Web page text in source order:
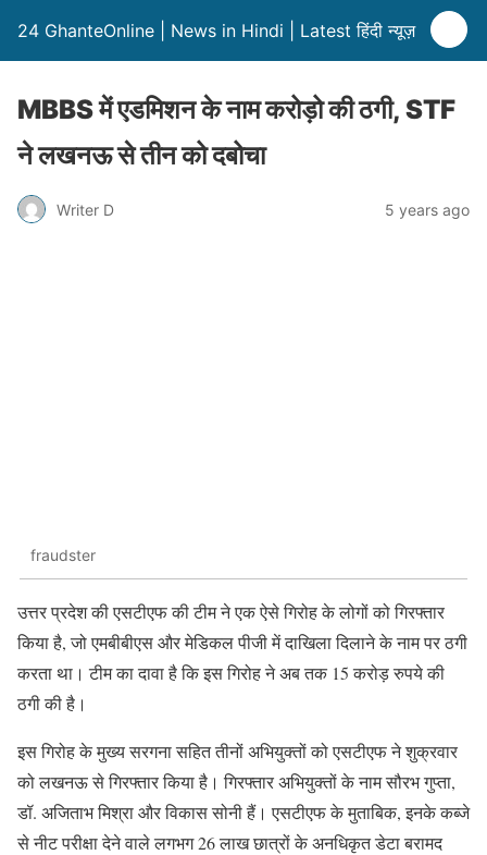
24 GhanteOnline | News in Hindi | Latest हिंदी न्यूज़
MBBS में एडमिशन के नाम करोड़ो की ठगी, STF
ने लखनऊ से तीन को दबोचा
Writer D 5 years ago
fraudster
उत्तर प्रदेश की एसटीएफ की टीम ने एक ऐसे गिरोह के लोगों को गिरफ्तार
किया है, जो एमबीबीएस और मेडिकल पीजी में दाखिला दिलाने के नाम पर ठगी
करता था। टीम का दावा है कि इस गिरोह ने अब तक 15 करोड़ रुपये की
ठगी की है।
इस गिरोह के मुख्य सरगना सहित तीनों अभियुक्तों को एसटीएफ ने शुक्रवार
को लखनऊ से गिरफ्तार किया है। गिरफ्तार अभियुक्तों के नाम सौरभ गुप्ता,
डॉ. अजिताभ मिश्रा और विकास सोनी हैं। एसटीएफ के मुताबिक, इनके कब्जे
से नीट परीक्षा देने वाले लगभग 26 लाख छात्रों के अनधिकृत डेटा बरामद